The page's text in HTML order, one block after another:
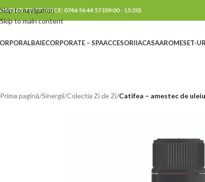
Skip to navigation
Skip to main content
TELEFONICE: 0746 56 44 57 (09:00 - 15:30)
BAIECORPORATE – SPAACCESORIIACASAAROMESET-
Prima pagină/Sinergii/Colectia Zi de Zi/Catifea – amestec de